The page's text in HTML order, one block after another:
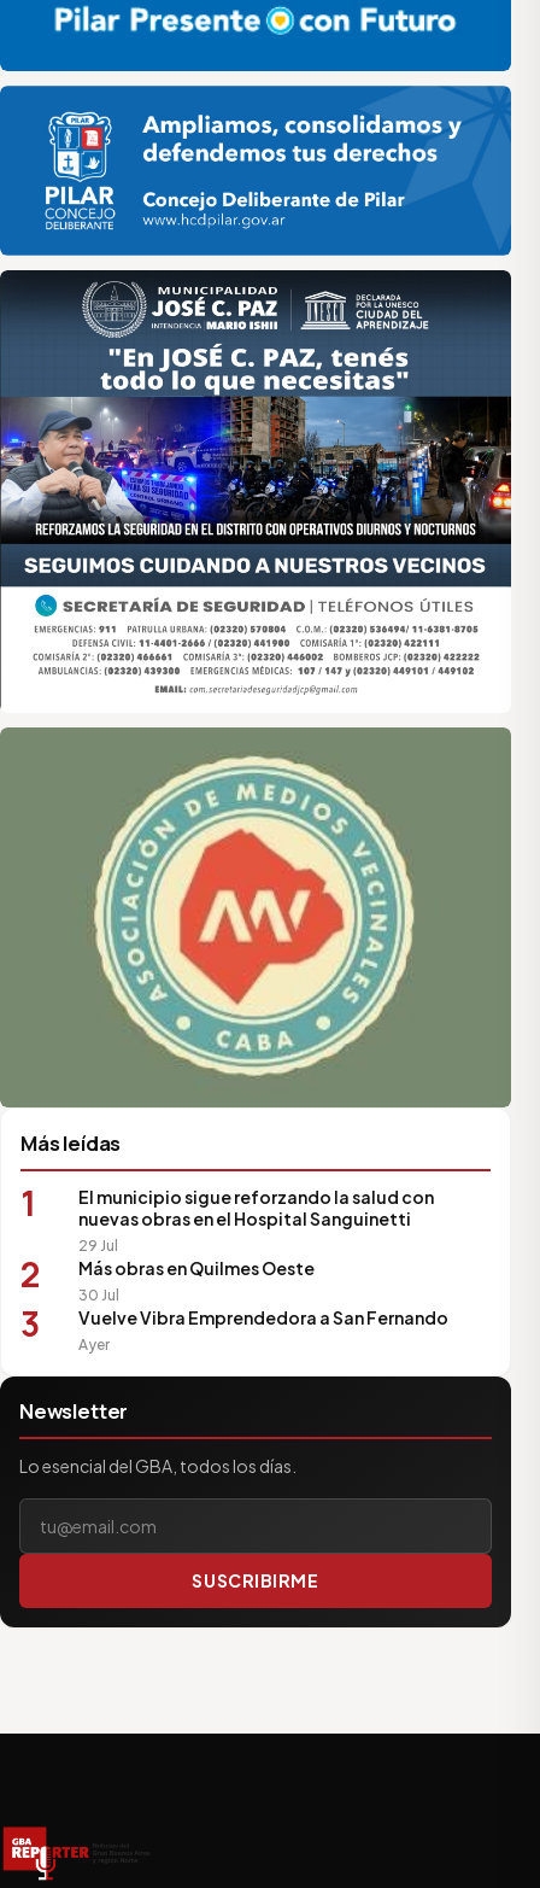
Pilar HCD
Asociación de Medios Vecinales
Más leídas
1
El municipio sigue reforzando la salud con
nuevas obras en el Hospital Sanguinetti
29 Jul
2 Más obras en Quilmes Oeste
30 Jul
3 Vuelve Vibra Emprendedora a San Fernando
Ayer
Newsletter
Lo esencial del GBA, todos los días.
SUSCRIBIRME